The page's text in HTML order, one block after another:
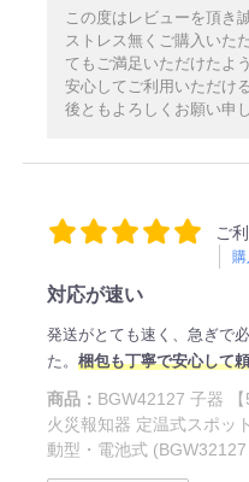
この度はレビューを頂き
ストレス無くご購入いた
てもご満足いただけたよ
安心してご利用いただけ
後ともよろしくお願い申
ご
対応が速い
発送がとても速く、急ぎで
た。 梱包も丁寧で安心して
商品： BGW42127 子器
火災報知器 定温式スポッ
動型・電池式